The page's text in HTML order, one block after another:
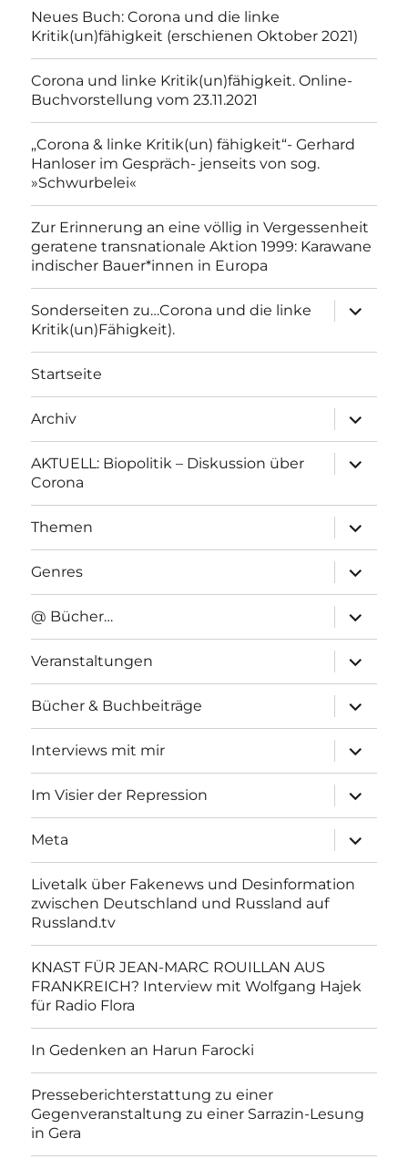
Neues Buch: Corona und die linke
Kritik(un)fähigkeit (erschienen Oktober 2021)
Corona und linke Kritik(un)fähigkeit. Online-
Buchvorstellung vom 23.11.2021
„Corona & linke Kritik(un) fähigkeit“- Gerhard
Hanloser im Gespräch- jenseits von sog.
»Schwurbelei«
Zur Erinnerung an eine völlig in Vergessenheit
geratene transnationale Aktion 1999: Karawane
indischer Bauer*innen in Europa
Sonderseiten zu…Corona und die linke
Kritik(un)Fähigkeit).
anzeigen
Startseite
Archiv
anzeigen
AKTUELL: Biopolitik – Diskussion über
Corona
anzeigen
Themen
anzeigen
Genres
anzeigen
@ Bücher…
anzeigen
Veranstaltungen
anzeigen
Bücher & Buchbeiträge
anzeigen
Interviews mit mir
anzeigen
Im Visier der Repression
anzeigen
Meta
anzeigen
Livetalk über Fakenews und Desinformation
zwischen Deutschland und Russland auf
Russland.tv
KNAST FÜR JEAN-MARC ROUILLAN AUS
FRANKREICH? Interview mit Wolfgang Hajek
für Radio Flora
In Gedenken an Harun Farocki
Presseberichterstattung zu einer
Gegenveranstaltung zu einer Sarrazin-Lesung
in Gera